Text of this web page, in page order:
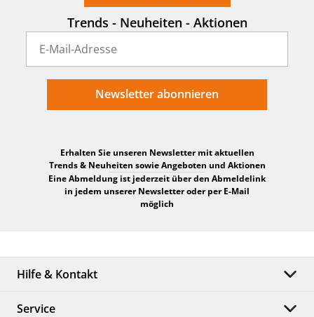
Trends - Neuheiten - Aktionen
Newsletter abonnieren
Erhalten Sie unseren Newsletter mit aktuellen
Trends & Neuheiten sowie Angeboten und Aktionen
Eine Abmeldung ist jederzeit über den Abmeldelink
in jedem unserer Newsletter oder per E-Mail
möglich
Hilfe & Kontakt
Service